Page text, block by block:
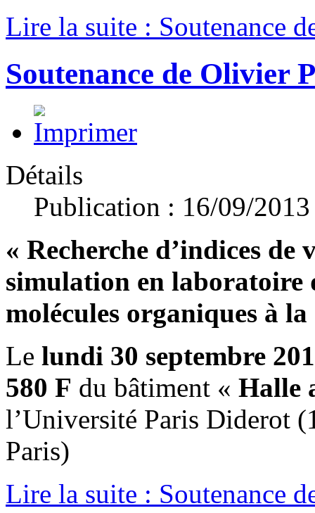
Lire la suite : Soutenance
Soutenance de Olivier
Détails
Publication : 16/09/2013
« Recherche d’indices
simulation en laboratoire
molécules organiques à
Le lundi 30 septembre
580 F du bâtiment « Halle
l’Université Paris Diderot
Paris)
Lire la suite : Soutenance